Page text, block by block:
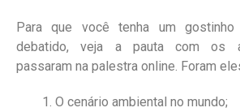
Para que você tenha um
debatido, veja a pauta com os
passaram na palestra online. Foram
O cenário ambiental no mundo;